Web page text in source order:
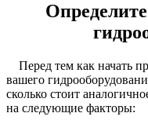
Перед тем как начать
вашего
сколько стоит
на следующие факторы: